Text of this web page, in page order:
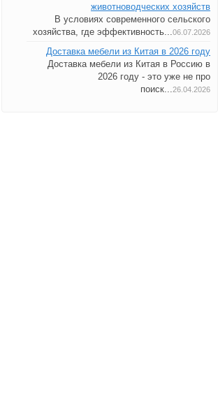
животноводческих хозяйств
В условиях современного сельского
хозяйства, где эффективность...06.07.2026
Доставка мебели из Китая в 2026 году
Доставка мебели из Китая в Россию в
2026 году - это уже не про
поиск...26.04.2026